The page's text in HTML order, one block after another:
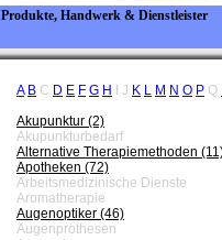
Produkte, Handwerk & Dienstleister
A B C D E F G H J K L M N O P Q
Akupunktur (2)
Akupunkturbedarf
Alternative Therapiemethoden
Apotheken (72)
Arbeitsmedizinische Dienste
Aromatherapie
Augenoptiker (46)
Augenprothesen